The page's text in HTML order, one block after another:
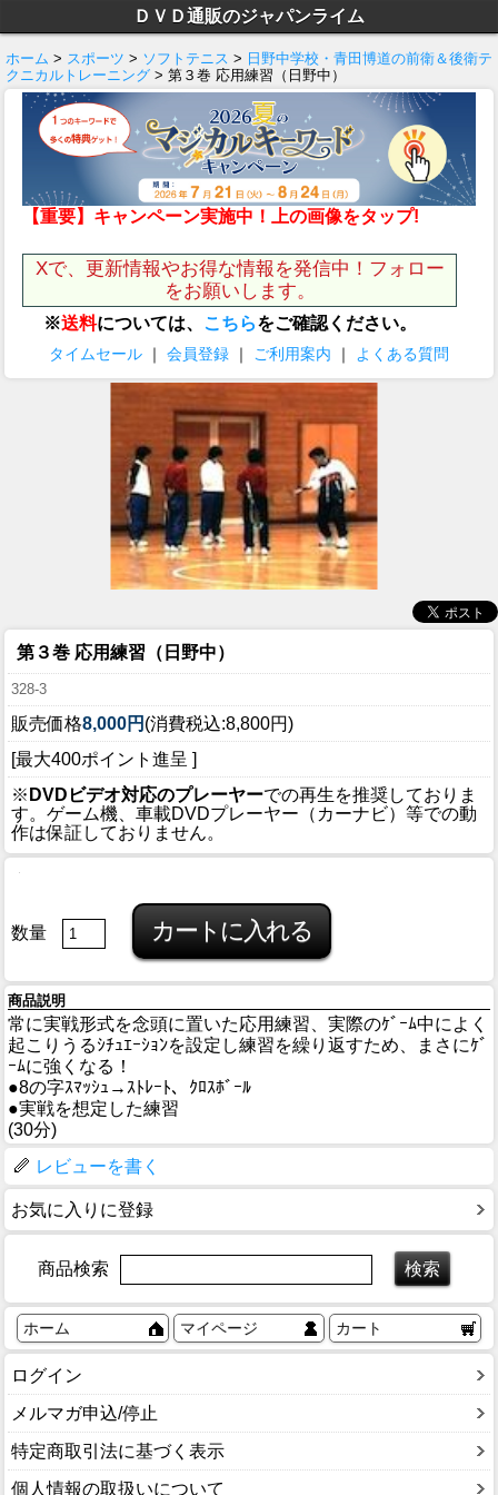
ＤＶＤ通販のジャパンライム
ホーム > スポーツ > ソフトテニス > 日野中学校・青田博道の前衛＆後衛テ
クニカルトレーニング > 第３巻 応用練習（日野中）
【重要】キャンペーン実施中！上の画像をタップ!
Xで、更新情報やお得な情報を発信中！フォロー
をお願いします。
※送料については、 こちらをご確認ください。
タイムセール ｜ 会員登録 ｜ ご利用案内 ｜ よくある質問
第３巻 応用練習（日野中）
328-3
販売価格8,000円 (消費税込:8,800円)
[最大400ポイント進呈 ]
※ DVDビデオ対応のプレーヤーでの再生を推奨しておりま
す。ゲーム機、車載DVDプレーヤー（カーナビ）等での動
作は保証しておりません。
数量
商品説明
常に実戦形式を念頭に置いた応用練習、実際のｹﾞｰﾑ中によく
起こりうるｼﾁｭｴｰｼｮﾝを設定し練習を繰り返すため、まさにｹﾞ
ｰﾑに強くなる！
●8の字ｽﾏｯｼｭ→ｽﾄﾚｰﾄ、ｸﾛｽﾎﾞｰﾙ
●実戦を想定した練習
(30分)
レビューを書く
お気に入りに登録
商品検索
ホーム マイページ カート
ログイン
メルマガ申込/停止
特定商取引法に基づく表示
個人情報の取扱いについて